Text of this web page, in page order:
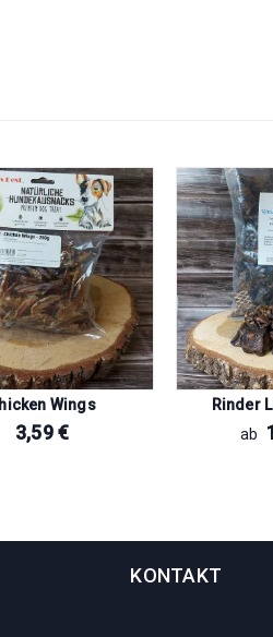
Wings
3,59€
Rinder
ab
KONTAKT